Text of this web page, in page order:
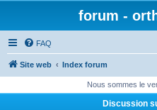
forum -
FAQ
Site web Index forum
Nous sommes le
Discussion